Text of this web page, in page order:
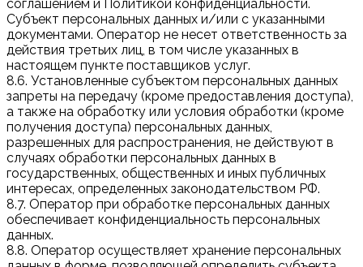
соглашением и Политикой конфиденциальности.
Субъект персональных данных и/или с указанными
документами. Оператор не несет ответственность за
действия третьих лиц, в том числе указанных в
настоящем пункте поставщиков услуг.
8.6. Установленные субъектом персональных данных
запреты на передачу (кроме предоставления доступа),
а также на обработку или условия обработки (кроме
получения доступа) персональных данных,
разрешенных для распространения, не действуют в
случаях обработки персональных данных в
государственных, общественных и иных публичных
интересах, определенных законодательством РФ.
8.7. Оператор при обработке персональных данных
обеспечивает конфиденциальность персональных
данных.
8.8. Оператор осуществляет хранение персональных